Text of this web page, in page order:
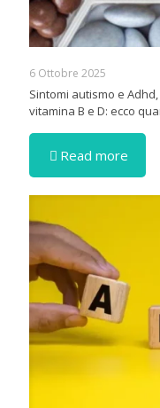
6 Ottobre 2025
Sintomi autismo e
vitamina B e D: ecco
Read more